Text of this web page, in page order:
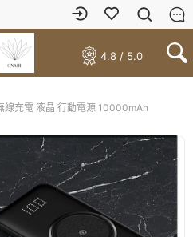
4.8 / 5.0
線充電 液晶 行動電源 10000mAh